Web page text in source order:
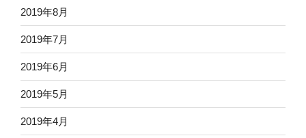
2019年8月
2019年7月
2019年6月
2019年5月
2019年4月